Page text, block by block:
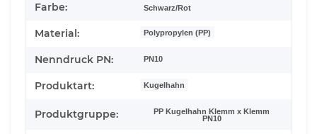
Farbe: Schwarz/Rot
Material: Polypropylen (PP)
Nenndruck PN: PN10
Produktart: Kugelhahn
Produktgruppe:
PP Kugelhahn Klemm x Klemm
PN10